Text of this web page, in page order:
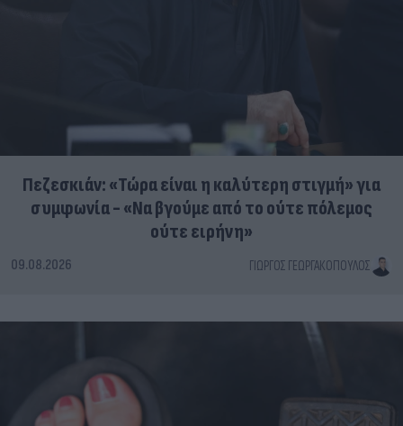
Πεζεσκιάν: «Τώρα είναι η καλύτερη στιγμή» για
συμφωνία - «Να βγούμε από το ούτε πόλεμος
ούτε ειρήνη»
09.08.2026 ΓΙΏΡΓΟΣ ΓΕΩΡΓΑΚΌΠΟΥΛΟΣ